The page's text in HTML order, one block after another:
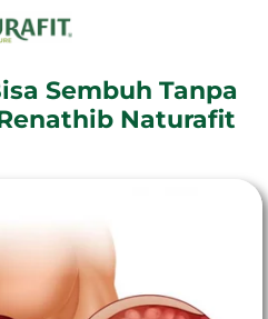
Sembuh Tanpa
Naturafit